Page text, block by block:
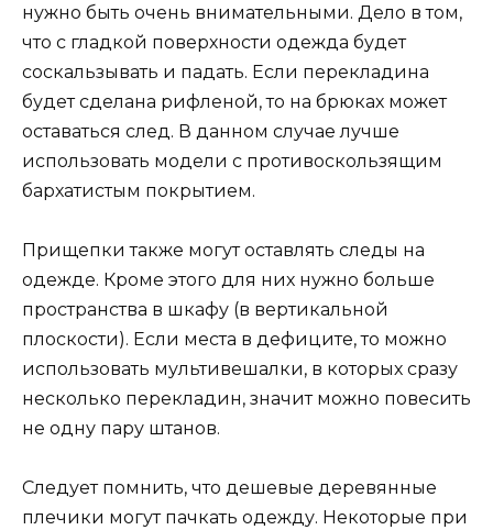
нужно быть очень внимательными. Дело в том,
что с гладкой поверхности одежда будет
соскальзывать и падать. Если перекладина
будет сделана рифленой, то на брюках может
оставаться след. В данном случае лучше
использовать модели с противоскользящим
бархатистым покрытием.
Прищепки также могут оставлять следы на
одежде. Кроме этого для них нужно больше
пространства в шкафу (в вертикальной
плоскости). Если места в дефиците, то можно
использовать мультивешалки, в которых сразу
несколько перекладин, значит можно повесить
не одну пару штанов.
Следует помнить, что дешевые деревянные
плечики могут пачкать одежду. Некоторые при